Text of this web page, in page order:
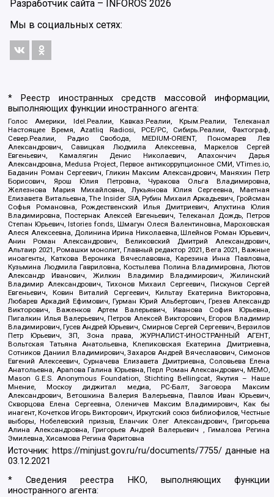
Разработчик сайта – INFOROS 2026
Мы в социальных сетях:
* Реестр иностранных средств массовой информации,
выполняющих функции иностранного агента:
Голос Америки, Idel.Реалии, Кавказ.Реалии, Крым.Реалии, Телеканал
Настоящее Время, Azatliq Radiosi, PCE/PC, Сибирь.Реалии, Фактограф,
Север.Реалии, Радио Свобода, MEDIUM-ORIENT, Пономарев Лев
Александрович, Савицкая Людмила Алексеевна, Маркелов Сергей
Евгеньевич, Камалягин Денис Николаевич, Апахончич Дарья
Александровна, Medusa Project, Первое антикоррупционное СМИ, VTimes.io,
Баданин Роман Сергеевич, Гликин Максим Александрович, Маняхин Петр
Борисович, Ярош Юлия Петровна, Чуракова Ольга Владимировна,
Железнова Мария Михайловна, Лукьянова Юлия Сергеевна, Маетная
Елизавета Витальевна, The Insider SIA, Рубин Михаил Аркадьевич, Гройсман
Софья Романовна, Рождественский Илья Дмитриевич, Апухтина Юлия
Владимировна, Постернак Алексей Евгеньевич, Телеканал Дождь, Петров
Степан Юрьевич, Istories fonds, Шмагун Олеся Валентиновна, Мароховская
Алеся Алексеевна, Долинина Ирина Николаевна, Шлейнов Роман Юрьевич,
Анин Роман Александрович, Великовский Дмитрий Александрович,
Альтаир 2021, Ромашки монолит, Главный редактор 2021, Вега 2021, Важные
иноагенты, Каткова Вероника Вячеславовна, Карезина Инна Павловна,
Кузьмина Людмила Гавриловна, Костылева Полина Владимировна, Лютов
Александр Иванович, Жилкин Владимир Владимирович, Жилинский
Владимир Александрович, Тихонов Михаил Сергеевич, Пискунов Сергей
Евгеньевич, Ковин Виталий Сергеевич, Кильтау Екатерина Викторовна,
Любарев Аркадий Ефимович, Гурман Юрий Альбертович, Грезев Александр
Викторович, Важенков Артем Валерьевич, Иванова София Юрьевна,
Пигалкин Илья Валерьевич, Петров Алексей Викторович, Егоров Владимир
Владимирович, Гусев Андрей Юрьевич, Смирнов Сергей Сергеевич, Верзилов
Петр Юрьевич, ЗП, Зона права, ЖУРНАЛИСТ-ИНОСТРАННЫЙ АГЕНТ,
Вольтская Татьяна Анатольевна, Клепиковская Екатерина Дмитриевна,
Сотников Даниил Владимирович, Захаров Андрей Вячеславович, Симонов
Евгений Алексеевич, Сурначева Елизавета Дмитриевна, Соловьева Елена
Анатольевна, Арапова Галина Юрьевна, Перл Роман Александрович, МЕМО,
Mason G.E.S. Anonymous Foundation, Stichting Bellingcat, Якутия – Наше
Мнение, Москоу диджитал медиа, РС-Балт, Заговора Максим
Александрович, Ветошкина Валерия Валерьевна, Павлов Иван Юрьевич,
Скворцова Елена Сергеевна, Оленичев Максим Владимирович, Как бы
инагент, Кочетков Игорь Викторович, Иркутский союз библиофилов, Честные
выборы, Нобелевский призыв, Еланчик Олег Александрович, Григорьева
Алина Александровна, Григорьев Андрей Валерьевич , Гималова Регина
Эмилевна, Хисамова Регина Фаритовна
Источник: https://minjust.gov.ru/ru/documents/7755/ данные на
03.12.2021
* Сведения реестра НКО, выполняющих функции
иностранного агента: